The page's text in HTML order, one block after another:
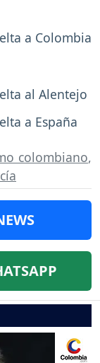
a Colombia
al Alentejo
a España
colombiano,